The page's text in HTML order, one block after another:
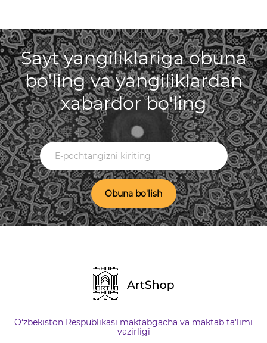
Sayt yangiliklariga obuna
bo'ling va yangiliklardan
xabardor bo'ling
Obuna bo'lish
O‘zbekiston Respublikasi maktabgacha va maktab ta'limi
vazirligi